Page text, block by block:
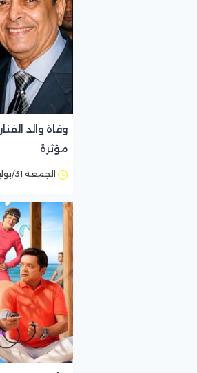
وفاة والد
مؤثرة
الجمعة 31/يوليو/2026 - 02:13 م